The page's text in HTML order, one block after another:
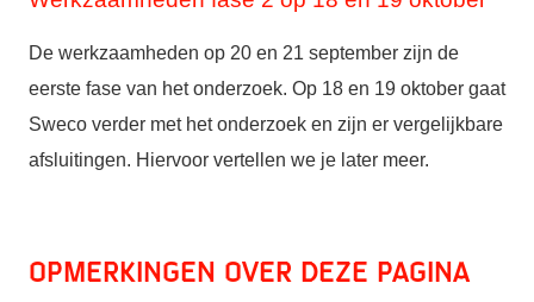
De werkzaamheden op 20 en 21 september zijn de
eerste fase van het onderzoek. Op 18 en 19 oktober gaat
Sweco verder met het onderzoek en zijn er vergelijkbare
afsluitingen. Hiervoor vertellen we je later meer.
Opmerkingen over deze pagina